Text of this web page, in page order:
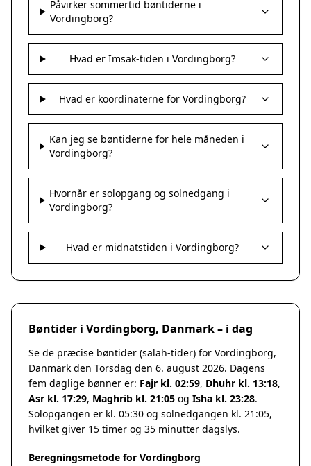
Påvirker sommertid bøntiderne i
Vordingborg?
Hvad er Imsak-tiden i Vordingborg?
Hvad er koordinaterne for Vordingborg?
Kan jeg se bøntiderne for hele måneden i
Vordingborg?
Hvornår er solopgang og solnedgang i
Vordingborg?
Hvad er midnatstiden i Vordingborg?
Bøntider i Vordingborg, Danmark – i dag
Se de præcise bøntider (salah-tider) for Vordingborg,
Danmark den Torsdag den 6. august 2026. Dagens
fem daglige bønner er: Fajr kl. 02:59, Dhuhr kl. 13:18,
Asr kl. 17:29, Maghrib kl. 21:05 og Isha kl. 23:28.
Solopgangen er kl. 05:30 og solnedgangen kl. 21:05,
hvilket giver 15 timer og 35 minutter dagslys.
Beregningsmetode for Vordingborg